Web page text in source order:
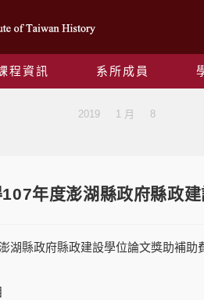
程資訊 系所成員
2019 1 月 8
年度澎湖縣政府縣政
湖縣政府縣政建設學位論文獎助補助